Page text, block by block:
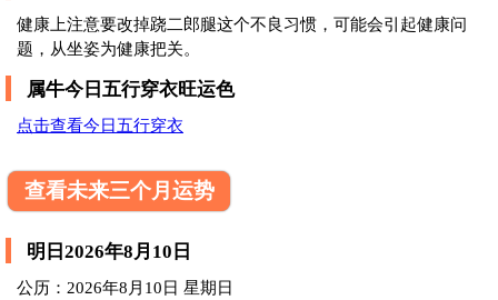
健康上注意要改掉跷二郎腿这个不良习惯，可能会引起健康问
题，从坐姿为健康把关。
属牛今日五行穿衣旺运色
点击查看今日五行穿衣
查看未来三个月运势
明日2026年8月10日
公历：2026年8月10日 星期日